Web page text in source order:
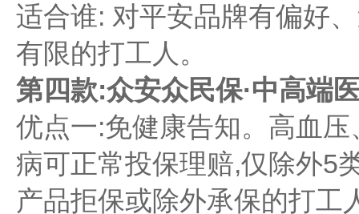
适合谁: 对平安品牌有偏好
有限的打工人。
第四款:众安众民保·中高端
优点一:免健康告知。高血
病可正常投保理赔,仅除外5
产品拒保或除外承保的打工